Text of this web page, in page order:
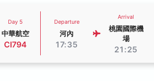
Day 5
中華航空
CI794
Departure
河內
17:35
Arrival
桃園國際機
場
21:25